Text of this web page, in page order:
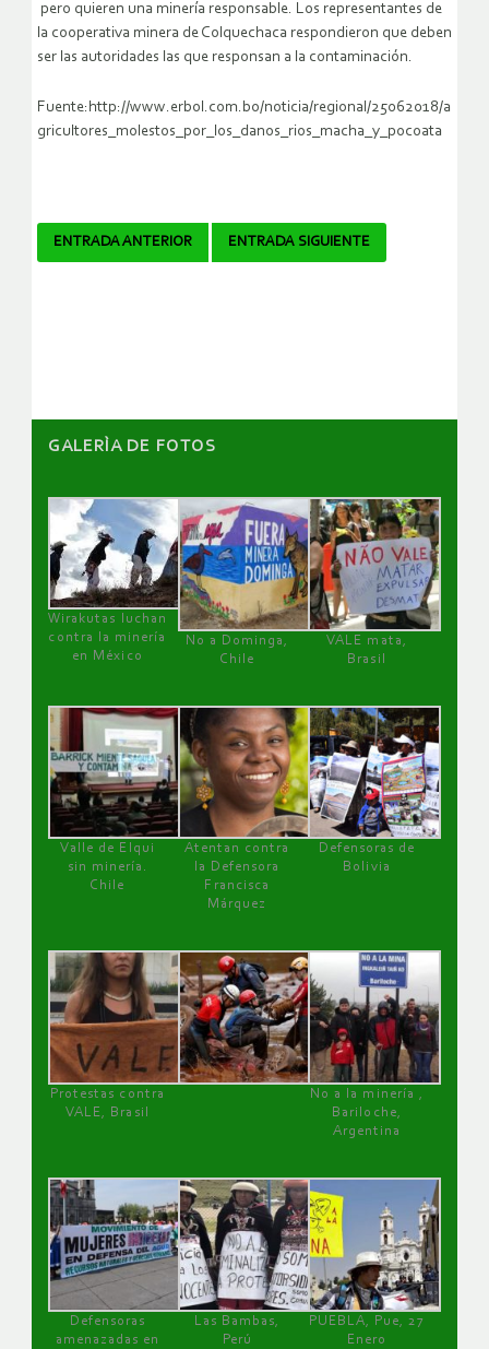
pero quieren una minería responsable. Los representantes de
la cooperativa minera de Colquechaca respondieron que deben
ser las autoridades las que responsan a la contaminación.
Fuente:http://www.erbol.com.bo/noticia/regional/25062018/a
gricultores_molestos_por_los_danos_rios_macha_y_pocoata
Navegador
ENTRADA ANTERIOR ENTRADA SIGUIENTE
GALERÌA DE FOTOS
Wirakutas luchan
contra la minería
en México
No a Dominga,
Chile
VALE mata,
Brasil
Valle de Elqui
sin minería.
Chile
Atentan contra
la Defensora
Francisca
Márquez
Defensoras de
Bolivia
Protestas contra
VALE, Brasil
No a la minería ,
Bariloche,
Argentina
Defensoras
amenazadas en
Las Bambas,
Perú
PUEBLA, Pue, 27
Enero